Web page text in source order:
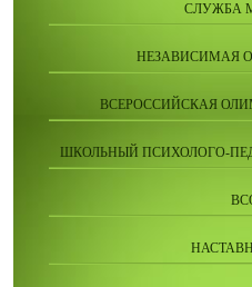
СЛУЖБА
НЕЗАВИСИМАЯ
ВСЕРОССИЙСКАЯ
ШКОЛЬНЫЙ ПСИХОЛОГО-